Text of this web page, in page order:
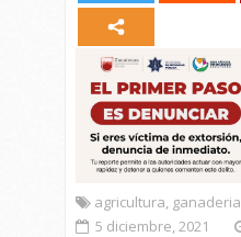
agricultura, ganaderia
5 diciembre, 2021